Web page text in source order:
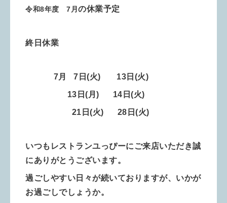
令和8年度 7月 の休業予定
終日休業
7月 7 日 (火) 13 日(火)
13日(月) 14日 (火)
21 日(火) 28 日 (火)
いつもレストランユっぴーにご来店いただき誠
にありがとうございます。
過ごしやすい日々が続いておりますが、いかが
お過ごしでしょうか。